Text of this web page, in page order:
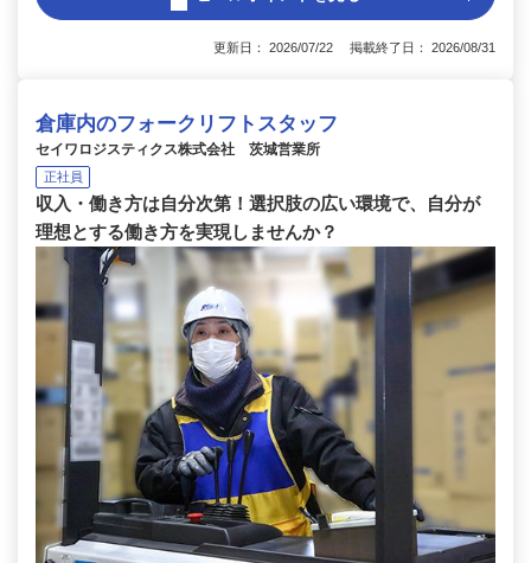
更新日： 2026/07/22 掲載終了日： 2026/08/31
倉庫内のフォークリフトスタッフ
セイワロジスティクス株式会社 茨城営業所
正社員
収入・働き方は自分次第！選択肢の広い環境で、自分が
理想とする働き方を実現しませんか？